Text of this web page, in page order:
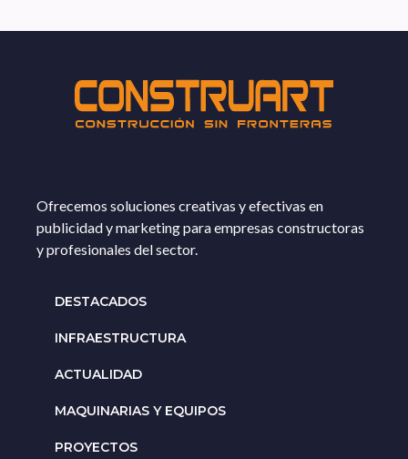
Ofrecemos soluciones creativas y efectivas en
publicidad y marketing para empresas constructoras
y profesionales del sector.
DESTACADOS
INFRAESTRUCTURA
ACTUALIDAD
MAQUINARIAS Y EQUIPOS
PROYECTOS